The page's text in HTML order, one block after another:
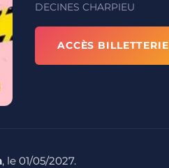
DECINES CHARPIEU
ACCÈS BILLETTERIE
, le 01/05/2027.